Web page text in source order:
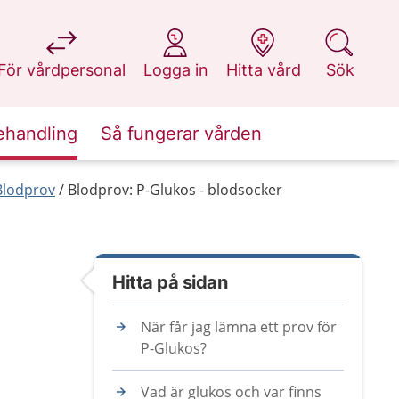
vårdpersonal
på 1177.se
Logga in
på 1177.se
Hitta vård
på 1177.se
Sök
på 1177.se
Så fungerar vården
Blodprov: P-Glukos - blodsocker
Hitta på sidan
När får jag lämna ett prov för
P-Glukos?
Vad är glukos och var finns